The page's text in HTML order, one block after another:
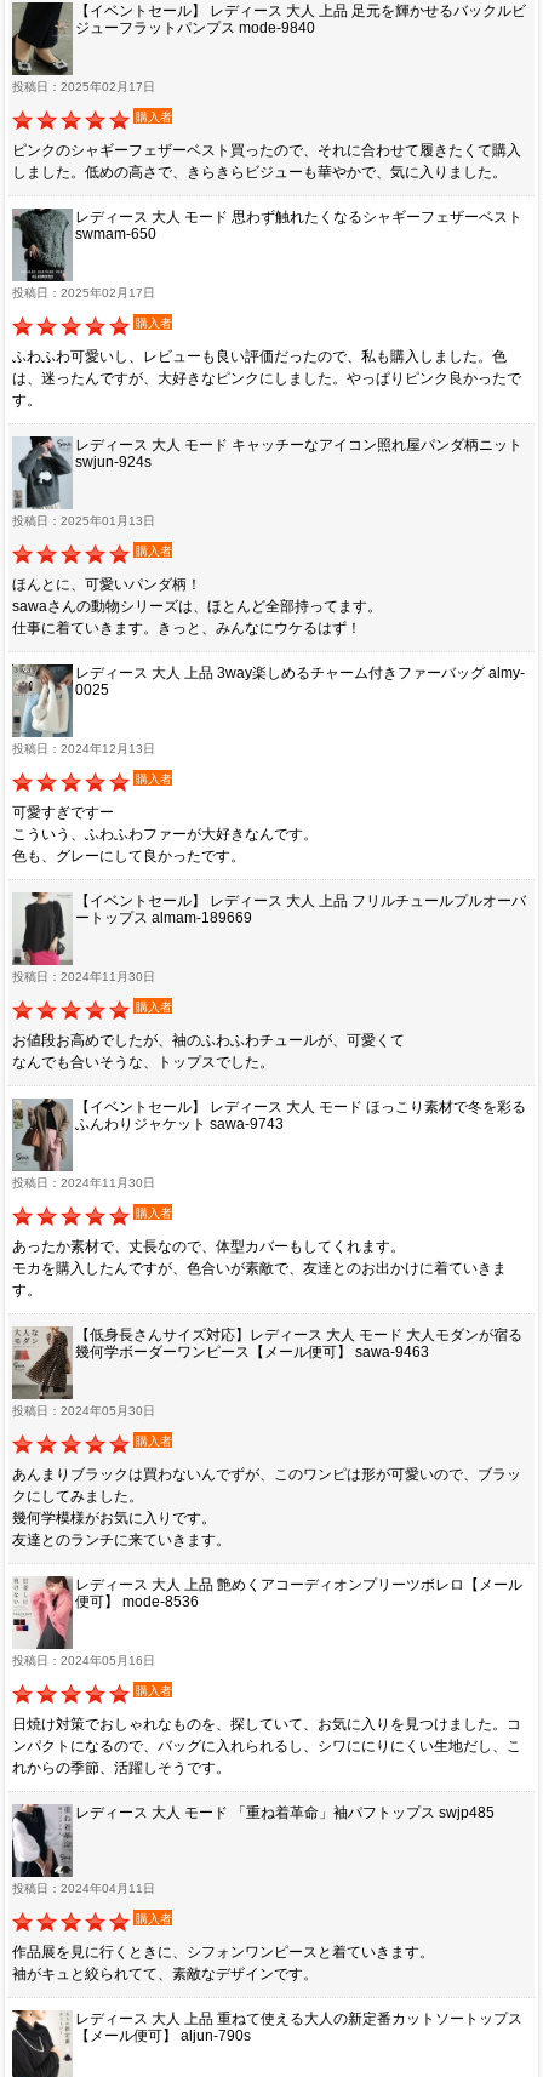
【イベントセール】 レディース 大人 上品 足元を輝かせるバックルビ
ジューフラットパンプス mode-9840
投稿日：2025年02月17日
購入者
ピンクのシャギーフェザーベスト買ったので、それに合わせて履きたくて購入
しました。低めの高さで、きらきらビジューも華やかで、気に入りました。
レディース 大人 モード 思わず触れたくなるシャギーフェザーベスト
swmam-650
投稿日：2025年02月17日
購入者
ふわふわ可愛いし、レビューも良い評価だったので、私も購入しました。色
は、迷ったんですが、大好きなピンクにしました。やっぱりピンク良かったで
す。
レディース 大人 モード キャッチーなアイコン照れ屋パンダ柄ニット
swjun-924s
投稿日：2025年01月13日
購入者
ほんとに、可愛いパンダ柄！
sawaさんの動物シリーズは、ほとんど全部持ってます。
仕事に着ていきます。きっと、みんなにウケるはず！
レディース 大人 上品 3way楽しめるチャーム付きファーバッグ almy-
0025
投稿日：2024年12月13日
購入者
可愛すぎですー
こういう、ふわふわファーが大好きなんです。
色も、グレーにして良かったです。
【イベントセール】 レディース 大人 上品 フリルチュールプルオーバ
ートップス almam-189669
投稿日：2024年11月30日
購入者
お値段お高めでしたが、袖のふわふわチュールが、可愛くて
なんでも合いそうな、トップスでした。
【イベントセール】 レディース 大人 モード ほっこり素材で冬を彩る
ふんわりジャケット sawa-9743
投稿日：2024年11月30日
購入者
あったか素材で、丈長なので、体型カバーもしてくれます。
モカを購入したんですが、色合いが素敵で、友達とのお出かけに着ていきま
す。
【低身長さんサイズ対応】レディース 大人 モード 大人モダンが宿る
幾何学ボーダーワンピース【メール便可】 sawa-9463
投稿日：2024年05月30日
購入者
あんまりブラックは買わないんでずが、このワンピは形が可愛いので、ブラッ
クにしてみました。
幾何学模様がお気に入りです。
友達とのランチに来ていきます。
レディース 大人 上品 艶めくアコーディオンプリーツボレロ【メール
便可】 mode-8536
投稿日：2024年05月16日
購入者
日焼け対策でおしゃれなものを、探していて、お気に入りを見つけました。コ
ンパクトになるので、バッグに入れられるし、シワににりにくい生地だし、こ
れからの季節、活躍しそうです。
レディース 大人 モード 「重ね着革命」袖パフトップス swjp485
投稿日：2024年04月11日
購入者
作品展を見に行くときに、シフォンワンピースと着ていきます。
袖がキュと絞られてて、素敵なデザインです。
レディース 大人 上品 重ねて使える大人の新定番カットソートップス
【メール便可】 aljun-790s